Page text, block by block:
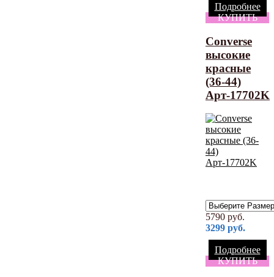
Подробнее
КУПИТЬ
Converse
высокие
красные
(36-44)
Арт-17702K
5790 руб.
3299 руб.
Подробнее
КУПИТЬ